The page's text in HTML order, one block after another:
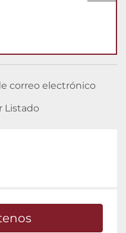
correo electrónico
Listado